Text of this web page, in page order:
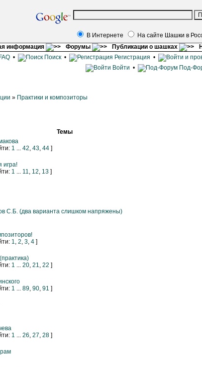
В Интернете
На сайте Шашки в
информация Форумы Публикации о шашках
• Поиск• Регистрация •
Войти • Под-
» Практики и композиторы
Темы
1 ... 42, 43, 44 ]
игра!
1 ... 11, 12, 13 ]
С.Б. (два варианта слишком напряжены)
1, 2, 3, 4 ]
1 ... 20, 21, 22 ]
1 ... 89, 90, 91 ]
1 ... 26, 27, 28 ]